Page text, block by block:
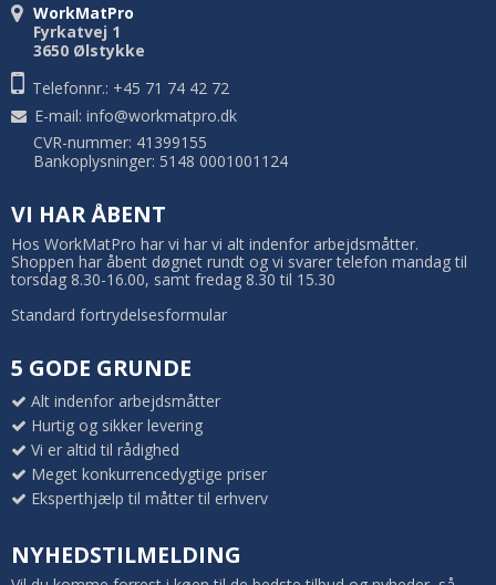
WorkMatPro
Fyrkatvej 1
3650 Ølstykke
Telefonnr.: +45 71 74 42 72
E-mail: info@workmatpro.dk
CVR-nummer: 41399155
Bankoplysninger: 5148 0001001124
VI HAR ÅBENT
Hos WorkMatPro har vi har vi alt indenfor arbejdsmåtter.
Shoppen har åbent døgnet rundt og vi svarer telefon mandag til
torsdag 8.30-16.00, samt fredag 8.30 til 15.30
Standard fortrydelsesformular
5 GODE GRUNDE
Alt indenfor arbejdsmåtter
Hurtig og sikker levering
Vi er altid til rådighed
Meget konkurrencedygtige priser
Eksperthjælp til måtter til erhverv
NYHEDSTILMELDING